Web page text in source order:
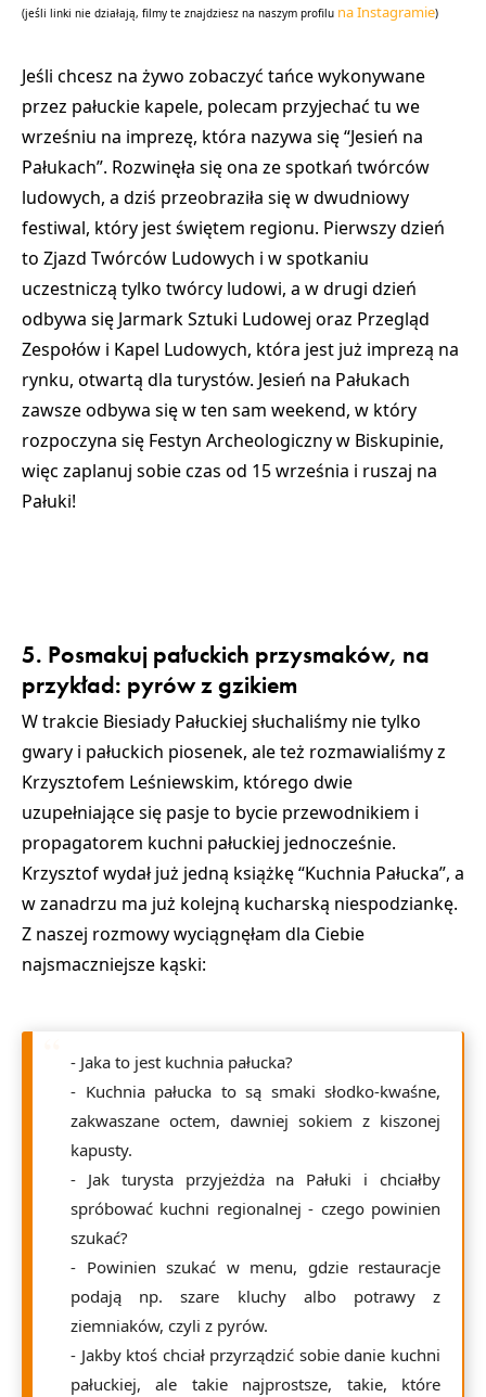
(jeśli linki nie działają, filmy te znajdziesz na naszym profilu na Instagramie)
Jeśli chcesz na żywo zobaczyć tańce wykonywane
przez pałuckie kapele, polecam przyjechać tu we
wrześniu na imprezę, która nazywa się “Jesień na
Pałukach”. Rozwinęła się ona ze spotkań twórców
ludowych, a dziś przeobraziła się w dwudniowy
festiwal, który jest świętem regionu. Pierwszy dzień
to Zjazd Twórców Ludowych i w spotkaniu
uczestniczą tylko twórcy ludowi, a w drugi dzień
odbywa się Jarmark Sztuki Ludowej oraz Przegląd
Zespołów i Kapel Ludowych, która jest już imprezą na
rynku, otwartą dla turystów. Jesień na Pałukach
zawsze odbywa się w ten sam weekend, w który
rozpoczyna się Festyn Archeologiczny w Biskupinie,
więc zaplanuj sobie czas od 15 września i ruszaj na
Pałuki!
5. Posmakuj pałuckich przysmaków, na
przykład: pyrów z gzikiem
W trakcie Biesiady Pałuckiej słuchaliśmy nie tylko
gwary i pałuckich piosenek, ale też rozmawialiśmy z
Krzysztofem Leśniewskim, którego dwie
uzupełniające się pasje to bycie przewodnikiem i
propagatorem kuchni pałuckiej jednocześnie.
Krzysztof wydał już jedną książkę “Kuchnia Pałucka”, a
w zanadrzu ma już kolejną kucharską niespodziankę.
Z naszej rozmowy wyciągnęłam dla Ciebie
najsmaczniejsze kąski:
- Jaka to jest kuchnia pałucka?
- Kuchnia pałucka to są smaki słodko-kwaśne,
zakwaszane octem, dawniej sokiem z kiszonej
kapusty.
- Jak turysta przyjeżdża na Pałuki i chciałby
spróbować kuchni regionalnej - czego powinien
szukać?
- Powinien szukać w menu, gdzie restauracje
podają np. szare kluchy albo potrawy z
ziemniaków, czyli z pyrów.
- Jakby ktoś chciał przyrządzić sobie danie kuchni
pałuckiej, ale takie najprostsze, takie, które